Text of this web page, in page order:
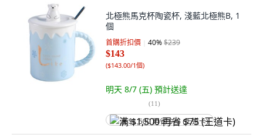
北極熊馬克杯陶瓷杯, 淺藍北極熊B, 1
個
首購折扣價 40%$239
$143
($143.00/1個)
明天 8/7 (五) 預計送達
(11)
满 $1,500 再省 $75 (王道卡)